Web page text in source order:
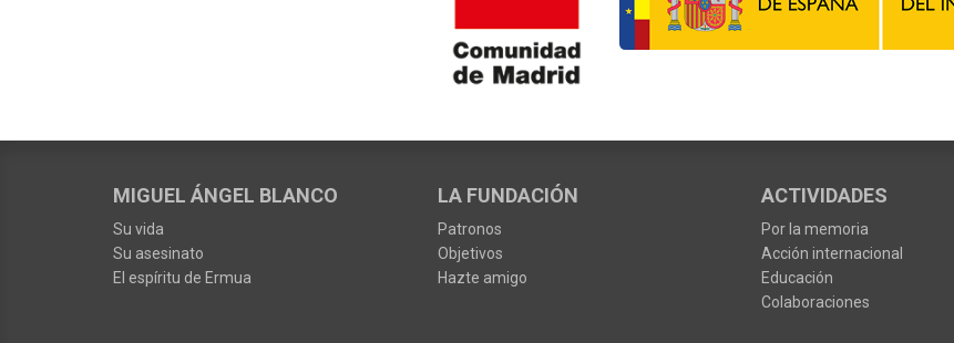
MIGUEL ÁNGEL BLANCO
Su vida
Su asesinato
El espíritu de Ermua
LA FUNDACIÓN
Patronos
Objetivos
Hazte amigo
ACTIVIDADES
Por la memoria
Acción internacional
Educación
Colaboraciones